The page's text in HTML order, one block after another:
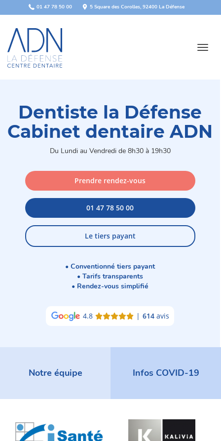
01 47 78 50 00 5 Square des Corolles, 92400 La Défense
Dentiste la Défense
Cabinet dentaire ADN
Du Lundi au Vendredi de 8h30 à 19h30
Prendre rendez-vous
01 47 78 50 00
Le tiers payant
• Conventionné tiers payant
• Tarifs transparents
• Rendez-vous simplifié
4.8 | 614 avis
Notre équipe Infos COVID-19
Panneau de gestion des cookies